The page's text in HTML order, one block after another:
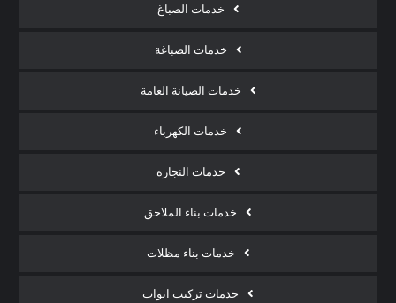
خدمات الصباغ
خدمات الصباغة
خدمات الصيانة العامة
خدمات الكهرباء
خدمات النجارة
خدمات بناء الملاحق
خدمات بناء مظلات
خدمات تركيب ابواب